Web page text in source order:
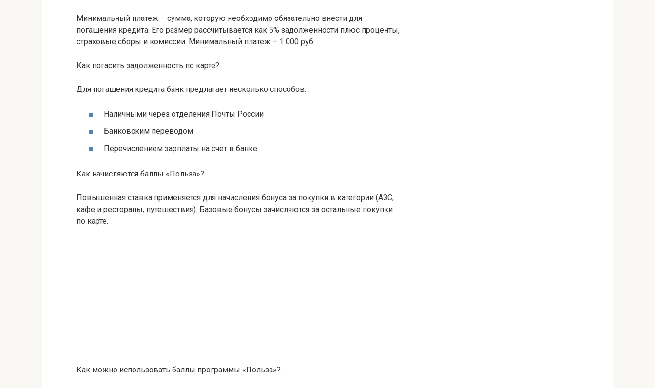
Минимальный платеж – сумма, которую необходимо обязательно внести для
погашения кредита. Его размер рассчитывается как 5% задолженности плюс проценты,
страховые сборы и комиссии. Минимальный платеж – 1 000 руб
Как погасить задолженность по карте?
Для погашения кредита банк предлагает несколько способов:
Наличными через отделения Почты России
Банковским переводом
Перечислением зарплаты на счет в банке
Как начисляются баллы «Польза»?
Повышенная ставка применяется для начисления бонуса за покупки в категории (АЗС,
кафе и рестораны, путешествия). Базовые бонусы зачисляются за остальные покупки
по карте.
Как можно использовать баллы программы «Польза»?